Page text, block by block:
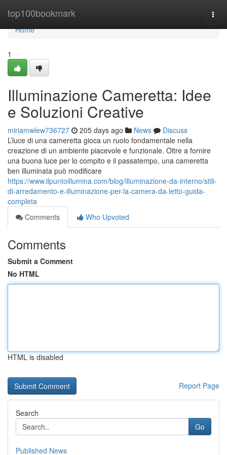
top100bookmark
Home
Home
1
Illuminazione Cameretta: Idee
e Soluzioni Creative
miriamwlew736727 205 days ago News
Discuss
L’luce di una cameretta gioca un ruolo fondamentale nella
creazione di un ambiente piacevole e funzionale. Oltre a fornire
una buona luce per lo compito e il passatempo, una cameretta
ben illuminata può modificare
https://www.ilpuntoillumina.com/blog/illuminazione-da-interno/stili-
di-arredamento-e-illuminazione-per-la-camera-da-letto-guida-
completa
Comments
Who Upvoted
Comments
Submit a Comment
No HTML
HTML is disabled
Report Page
Search
Go
Published News